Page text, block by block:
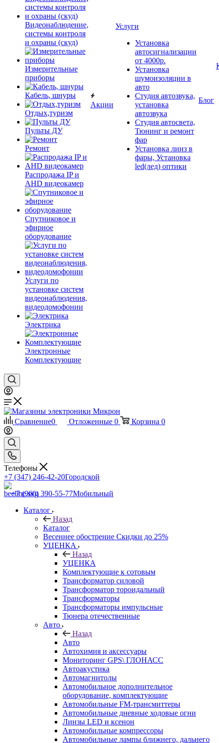
Видеонаблюдение,
системы контроля
и охраны (скуд)
Измерительные
приборы
Кабель, шнуры
Отдых,туризм
Пульты ДУ
Ремонт
Распродажа IP и
AHD видеокамер
Спутниковое и
эфирное
оборудование
Услуги по
установке систем
видеонаблюдения,
видеодомофонии
Электрика
Электронные
Комплектующие
Акции
Услуги
Установка
автосигнализации
от 4000р.
Установка
шумоизоляции в
авто
Студия автозвука,
установка
автозвука
Студия автосвета,
Тюнинг и ремонт
фар
Установка линз в
фары, Установка
led(лед) оптики
Блог
Сравнение0 Отложенные 0 Корзина 0
Телефоны
+7 (347) 246-42-20Городской
+7 (960) 390-55-77Мобильный
Каталог
Назад
Каталог
Весеннее обострение Скидки до 25%
УЦЕНКА
Назад
УЦЕНКА
Комплектующие к сотовым
Трансформатор силовой
Трансформатор тороидальный
Трансформаторы
Трансформаторы импульсные
Тюнера отечественные
Авто
Назад
Авто
Автохимия и аксессуары
Мониторинг GPS\ ГЛОНАСС
Автоакустика
Автомагнитолы
Автомобильное дополнительное
оборудование, комплектующие
Автомобильные FM-трансмиттеры
Автомобильные дневные ходовые огни
Линзы LED и ксенон
Автомобильные компрессоры
Автомобильные лампы ближнего, дальнего